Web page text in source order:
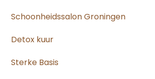
Schoonheidssalon Groningen
Detox kuur
Sterke Basis